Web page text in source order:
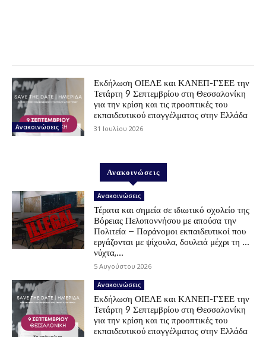
Ανακοινώσεις
Εκδήλωση ΟΙΕΛΕ και ΚΑΝΕΠ-ΓΣΕΕ την
Τετάρτη 9 Σεπτεμβρίου στη Θεσσαλονίκη
για την κρίση και τις προοπτικές του
εκπαιδευτικού επαγγέλματος στην Ελλάδα
31 Ιουλίου 2026
Ανακοινώσεις
Ανακοινώσεις
Τέρατα και σημεία σε ιδιωτικό σχολείο της
Βόρειας Πελοποννήσου με απούσα την
Πολιτεία – Παράνομοι εκπαιδευτικοί που
εργάζονται με ψίχουλα, δουλειά μέχρι τη …
νύχτα,...
5 Αυγούστου 2026
Ανακοινώσεις
Εκδήλωση ΟΙΕΛΕ και ΚΑΝΕΠ-ΓΣΕΕ την
Τετάρτη 9 Σεπτεμβρίου στη Θεσσαλονίκη
για την κρίση και τις προοπτικές του
εκπαιδευτικού επαγγέλματος στην Ελλάδα